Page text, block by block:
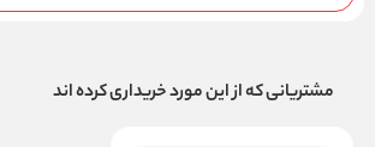
مشتریانی که از این مورد خریداری کرده اند